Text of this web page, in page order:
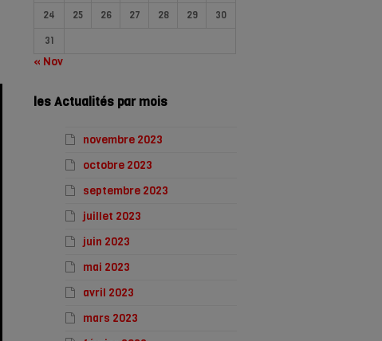
24
25 26 27 28 29
30
31
« Nov
les Actualités par mois
novembre 2023
octobre 2023
septembre 2023
juillet 2023
juin 2023
mai 2023
avril 2023
mars 2023